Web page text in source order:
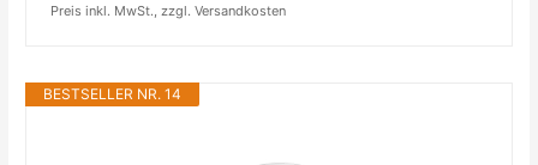
Preis inkl. MwSt., zzgl. Versandkosten
BESTSELLER NR. 14